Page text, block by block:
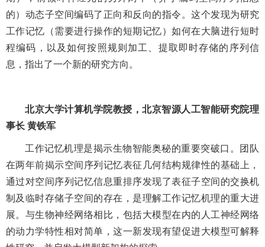
的）动态子空间编码了正向和反向的指令。这个发现为研究
工作记忆（需要进行操作的短期记忆）如何在大脑进行短时
程编码，以及如何按照规则加工、提取即时存储的序列信
息，指出了一个新的研究方向。
北京大学计算机学院教授，北京智源人工智能研究院理
事长 黄铁军
工作记忆机理是揭示生物智能奥秘的重要突破口。团队
在两年前揭示空间序列记忆表征几何结构规律性的基础上，
通过对空间序列记忆信息重排序发现了表征子空间的交换机
制及临时存储子空间的存在，是理解工作记忆机理的重大进
展。与生物神经网络相比，包括大模型在内的人工神经网络
的动力学特性相对简单，这一新发现有望促进大模型可解释